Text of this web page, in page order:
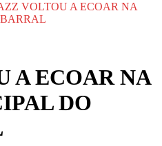
VOLTOU A ECOAR NA
A ECOAR NA
DO